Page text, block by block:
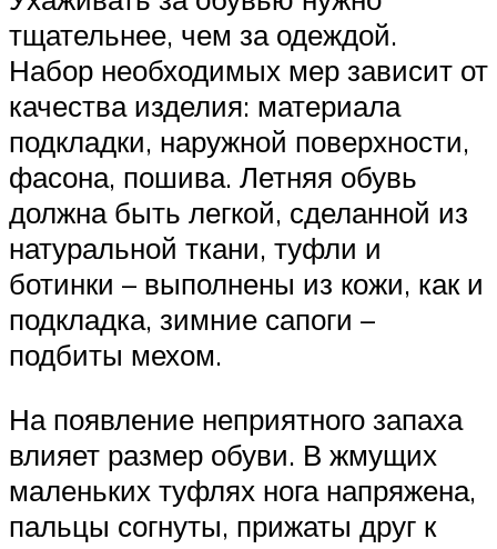
тщательнее, чем за одеждой.
Набор необходимых мер зависит от
качества изделия: материала
подкладки, наружной поверхности,
фасона, пошива. Летняя обувь
должна быть легкой, сделанной из
натуральной ткани, туфли и
ботинки – выполнены из кожи, как и
подкладка, зимние сапоги –
подбиты мехом.
На появление неприятного запаха
влияет размер обуви. В жмущих
маленьких туфлях нога напряжена,
пальцы согнуты, прижаты друг к